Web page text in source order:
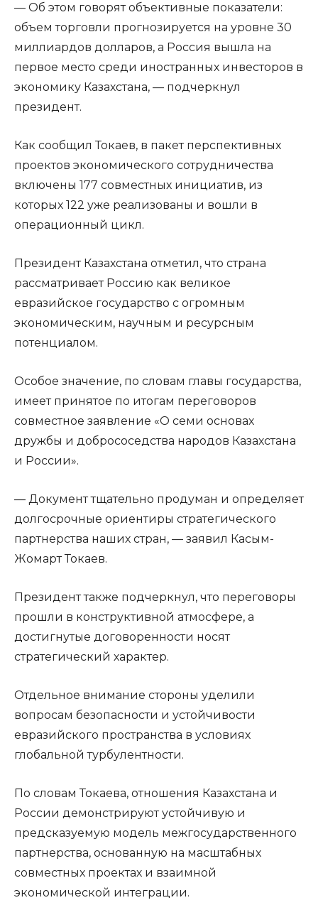
— Об этом говорят объективные показатели:
объем торговли прогнозируется на уровне 30
миллиардов долларов, а Россия вышла на
первое место среди иностранных инвесторов в
экономику Казахстана, — подчеркнул
президент.
Как сообщил Токаев, в пакет перспективных
проектов экономического сотрудничества
включены 177 совместных инициатив, из
которых 122 уже реализованы и вошли в
операционный цикл.
Президент Казахстана отметил, что страна
рассматривает Россию как великое
евразийское государство с огромным
экономическим, научным и ресурсным
потенциалом.
Особое значение, по словам главы государства,
имеет принятое по итогам переговоров
совместное заявление «О семи основах
дружбы и добрососедства народов Казахстана
и России».
— Документ тщательно продуман и определяет
долгосрочные ориентиры стратегического
партнерства наших стран, — заявил Касым-
Жомарт Токаев.
Президент также подчеркнул, что переговоры
прошли в конструктивной атмосфере, а
достигнутые договоренности носят
стратегический характер.
Отдельное внимание стороны уделили
вопросам безопасности и устойчивости
евразийского пространства в условиях
глобальной турбулентности.
По словам Токаева, отношения Казахстана и
России демонстрируют устойчивую и
предсказуемую модель межгосударственного
партнерства, основанную на масштабных
совместных проектах и взаимной
экономической интеграции.